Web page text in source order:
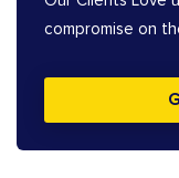
compromise on